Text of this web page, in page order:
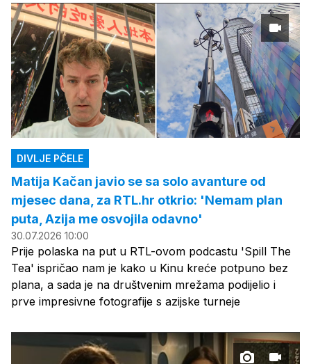
DIVLJE PČELE
Matija Kačan javio se sa solo avanture od
mjesec dana, za RTL.hr otkrio: 'Nemam plan
puta, Azija me osvojila odavno'
30.07.2026 10:00
Prije polaska na put u RTL-ovom podcastu 'Spill The
Tea' ispričao nam je kako u Kinu kreće potpuno bez
plana, a sada je na društvenim mrežama podijelio i
prve impresivne fotografije s azijske turneje